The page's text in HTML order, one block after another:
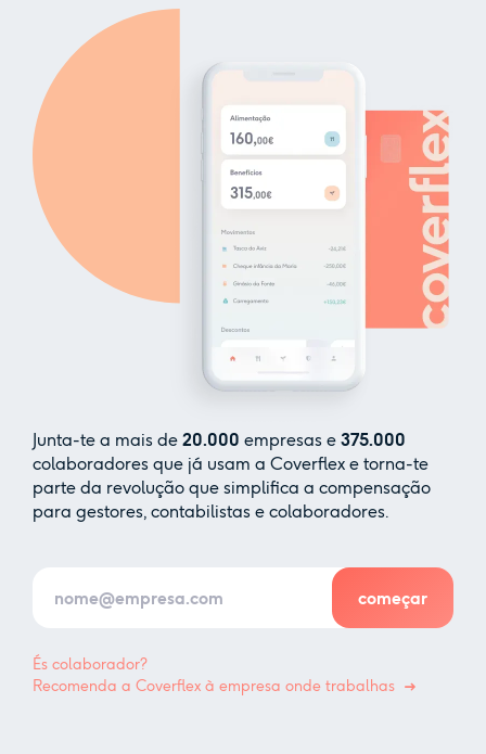
Junta-te a mais de 20.000 empresas e 375.000
colaboradores que já usam a Coverflex e torna-te
parte da revolução que simplifica a compensação
para gestores, contabilistas e colaboradores.
És colaborador?
Recomenda a Coverflex à empresa onde trabalhas